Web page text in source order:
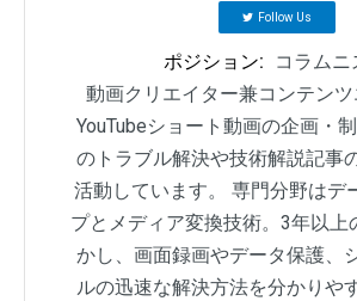
Follow Us
ポジション:
コラムニ
動画クリエイター兼コンテンツ
YouTubeショート動画の企画・
のトラブル解決や技術解説記事
活動しています。 専門分野はデ
プとメディア変換技術。3年以上
かし、画面録画やデータ保護、
ルの迅速な解決方法を分かりや